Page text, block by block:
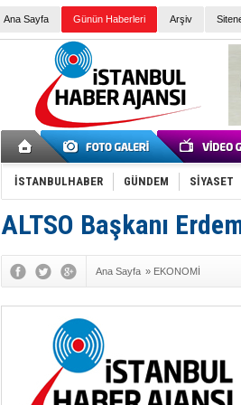
Ana Sayfa Günün Haberleri Arşiv
İSTANBULHABER GÜNDEM SİYASET
ALTSO Başkanı
Ana Sayfa » EKONOMİ